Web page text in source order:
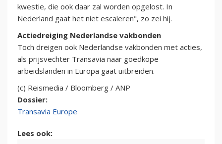
kwestie, die ook daar zal worden opgelost. In
Nederland gaat het niet escaleren", zo zei hij.
Actiedreiging Nederlandse vakbonden
Toch dreigen ook Nederlandse vakbonden met acties,
als prijsvechter Transavia naar goedkope
arbeidslanden in Europa gaat uitbreiden.
(c) Reismedia / Bloomberg / ANP
Dossier:
Transavia Europe
Lees ook: